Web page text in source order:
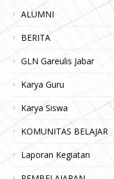
ALUMNI
BERITA
GLN Gareulis Jabar
Karya Guru
Karya Siswa
KOMUNITAS BELAJAR
Laporan Kegiatan